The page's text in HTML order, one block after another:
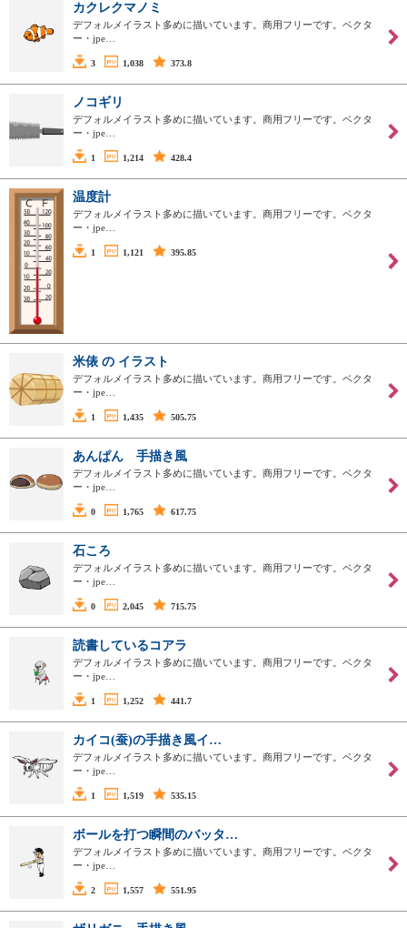
カクレクマノミ
デフォルメイラスト多めに描いています。商用フリーです。ベクタ
ー・jpe…
3 1,038 373.8
ノコギリ
デフォルメイラスト多めに描いています。商用フリーです。ベクタ
ー・jpe…
1 1,214 428.4
温度計
デフォルメイラスト多めに描いています。商用フリーです。ベクタ
ー・jpe…
1 1,121 395.85
米俵 の イラスト
デフォルメイラスト多めに描いています。商用フリーです。ベクタ
ー・jpe…
1 1,435 505.75
あんぱん 手描き風
デフォルメイラスト多めに描いています。商用フリーです。ベクタ
ー・jpe…
0 1,765 617.75
石ころ
デフォルメイラスト多めに描いています。商用フリーです。ベクタ
ー・jpe…
0 2,045 715.75
読書しているコアラ
デフォルメイラスト多めに描いています。商用フリーです。ベクタ
ー・jpe…
1 1,252 441.7
カイコ(蚕)の手描き風イ…
デフォルメイラスト多めに描いています。商用フリーです。ベクタ
ー・jpe…
1 1,519 535.15
ボールを打つ瞬間のバッタ…
デフォルメイラスト多めに描いています。商用フリーです。ベクタ
ー・jpe…
2 1,557 551.95